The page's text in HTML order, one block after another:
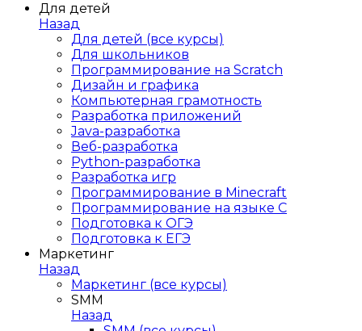
Для детей
Назад
Для детей (все курсы)
Для школьников
Программирование на Scratch
Дизайн и графика
Компьютерная грамотность
Разработка приложений
Java-разработка
Веб-разработка
Python-разработка
Разработка игр
Программирование в Minecraft
Программирование на языке C
Подготовка к ОГЭ
Подготовка к ЕГЭ
Маркетинг
Назад
Маркетинг (все курсы)
SMM
Назад